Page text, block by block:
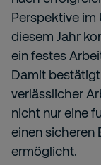
Perspektive im
diesem Jahr
ein festes
Damit
verlässlicher
nicht nur eine
einen sicheren
ermöglicht.